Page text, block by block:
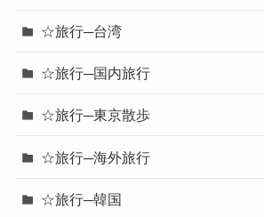
☆旅行─台湾
☆旅行─国内旅行
☆旅行─東京散歩
☆旅行─海外旅行
☆旅行─韓国